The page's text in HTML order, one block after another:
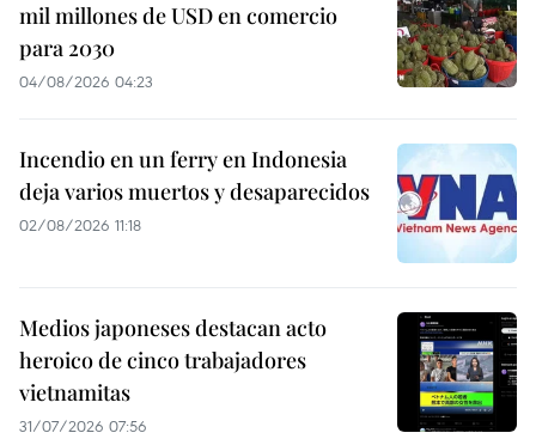
mil millones de USD en comercio
para 2030
04/08/2026 04:23
Incendio en un ferry en Indonesia
deja varios muertos y desaparecidos
02/08/2026 11:18
Medios japoneses destacan acto
heroico de cinco trabajadores
vietnamitas
31/07/2026 07:56